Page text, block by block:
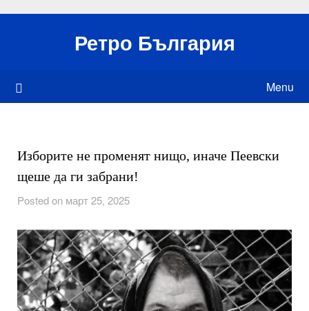
Ретро България
Menu
Изборите не променят нищо, иначе Пеевски
щеше да ги забрани!
Posted on март 25, 2025